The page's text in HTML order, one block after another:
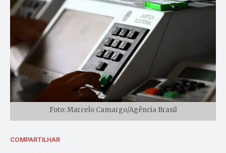
Foto: Marcelo Camargo/Agência Brasil
COMPARTILHAR